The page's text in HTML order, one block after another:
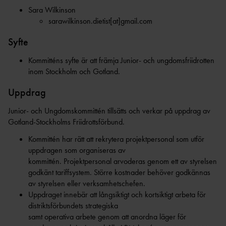
NYHETSBRE
PERSONUPPGIFTSPOLI
CY
SERVICEAVGIFT
STADGA
R
STYRELSE, VALBEREDNING OCH
REVISORER
ÅRSMÖTESHANDLING
AR
KOMMITTÉER
ANLÄGGNIN
ARENAREKO
RD
ÅR
2025
VÅRSCHEMA 2025 (SE SENASTE UNDER
VECKOSCHEMA)
JUL- OCH NYÅRSSCHEMA
2024/25
HÖSTSCHEMA
2024
Sara Wilkinson
sarawilkinson.dietist[at]gmail.com
Syfte
Kommitténs syfte är att främja Junior- och ungdomsfriidrotten
inom Stockholm och Gotland.
Uppdrag
Junior- och Ungdomskommittén tillsätts och verkar på uppdrag av
Gotland-Stockholms Friidrottsförbund.
Kommittén har rätt att rekrytera projektpersonal som utför
uppdragen som organiseras av
kommittén. Projektpersonal arvoderas genom ett av styrelsen
godkänt tariffsystem. Större kostnader behöver godkännas
av styrelsen eller verksamhetschefen.
Uppdraget innebär att långsiktigt och kortsiktigt arbeta för
distriktsförbundets strategiska
samt operativa arbete genom att anordna läger för